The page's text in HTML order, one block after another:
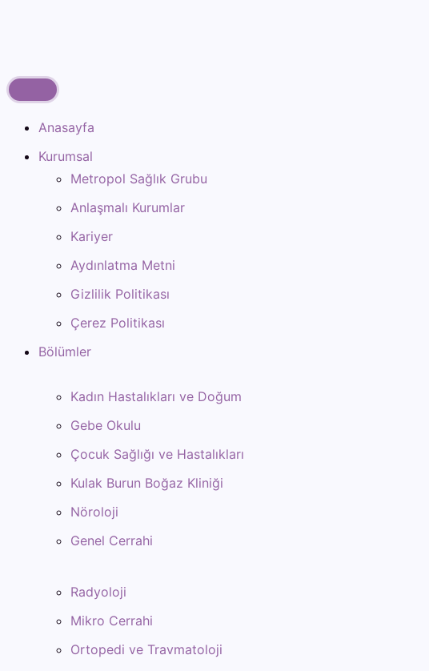
Anasayfa
Kurumsal
Metropol Sağlık Grubu
Anlaşmalı Kurumlar
Kariyer
Aydınlatma Metni
Gizlilik Politikası
Çerez Politikası
Bölümler
Kadın Hastalıkları ve Doğum
Gebe Okulu
Çocuk Sağlığı ve Hastalıkları
Kulak Burun Boğaz Kliniği
Nöroloji
Genel Cerrahi
Radyoloji
Mikro Cerrahi
Ortopedi ve Travmatoloji